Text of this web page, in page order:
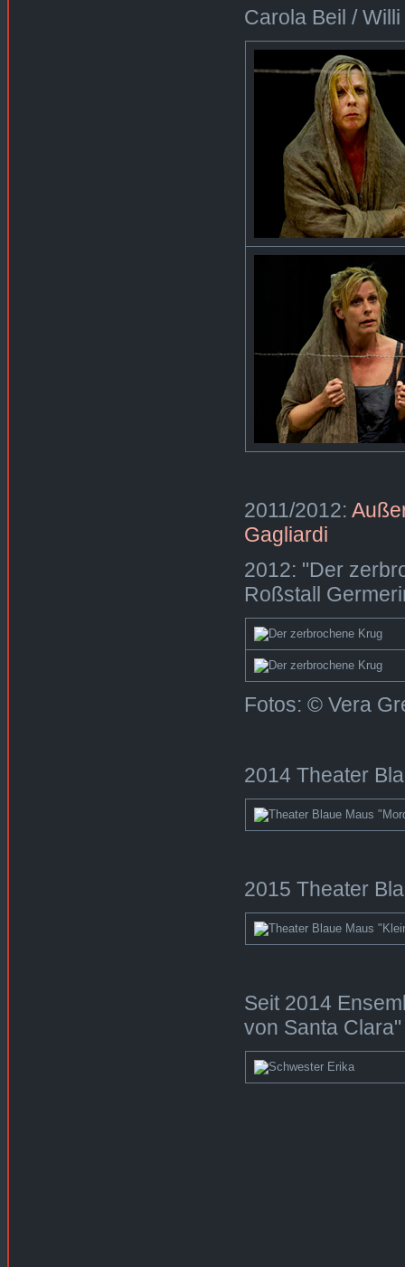
Carola Beil /
2011/2012:
Gagliardi
2012: "Der
Roßstall
Fotos: © Vera
2014 Theater
2015 Theater
Seit 2014
von Santa Clara"